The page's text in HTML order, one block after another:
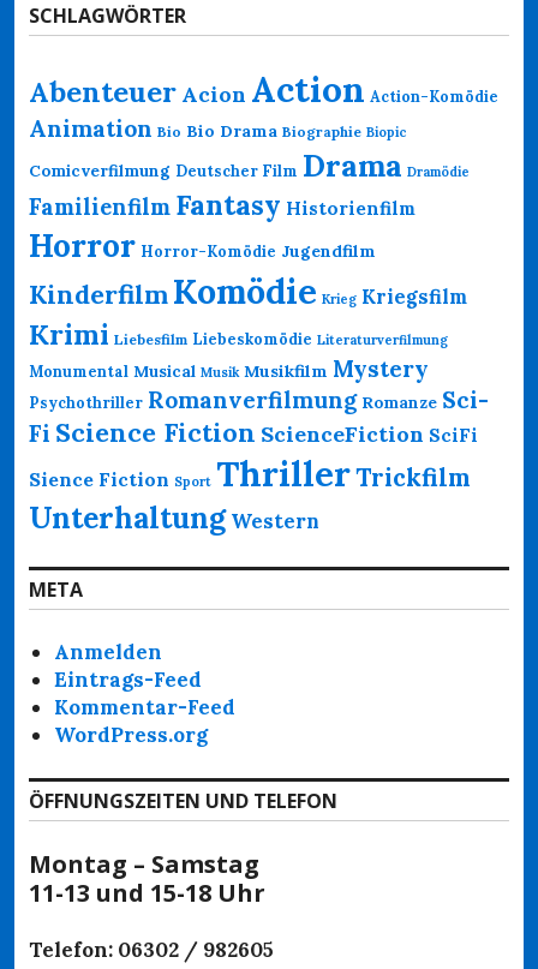
SCHLAGWÖRTER
Abenteuer Acion Action Action-Komödie
Animation Bio Bio Drama Biographie Biopic
Comicverfilmung Deutscher Film Drama Dramödie
Familienfilm Fantasy Historienfilm
Horror Horror-Komödie Jugendfilm
KinderfilmKomödie Krieg Kriegsfilm
Krimi Liebesfilm Liebeskomödie Literaturverfilmung
Monumental Musical Musik Musikfilm Mystery
Psychothriller Romanverfilmung Romanze Sci-
Fi Science Fiction ScienceFiction SciFi
Sience Fiction Sport ThrillerTrickfilm
Unterhaltung Western
META
Anmelden
Eintrags-Feed
Kommentar-Feed
WordPress.org
ÖFFNUNGSZEITEN UND TELEFON
Montag – Samstag
11-13 und 15-18 Uhr
Telefon: 06302 / 982605